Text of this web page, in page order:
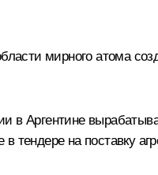
мирного атома
в Аргентине
тендере на поставку